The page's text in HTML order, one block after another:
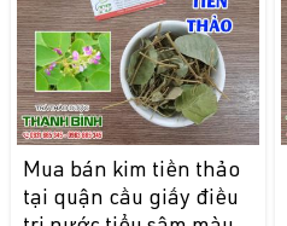
Mua bán kim tiền thảo
tại quận cầu giấy điều